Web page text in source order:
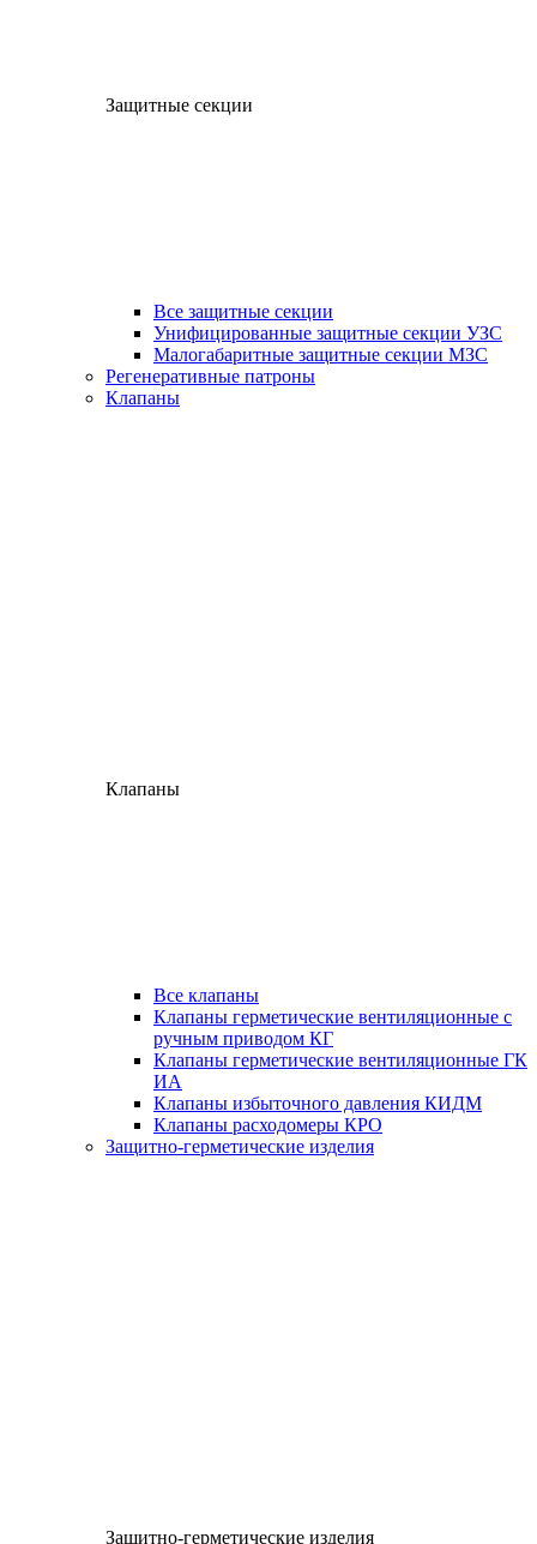
Защитные секции
Все защитные секции
Унифицированные защитные секции УЗС
Малогабаритные защитные секции МЗС
Регенеративные патроны
Клапаны
Клапаны
Все клапаны
Клапаны герметические вентиляционные с
ручным приводом КГ
Клапаны герметические вентиляционные ГК
ИА
Клапаны избыточного давления КИДМ
Клапаны расходомеры КРО
Защитно-герметические изделия
Защитно-герметические изделия